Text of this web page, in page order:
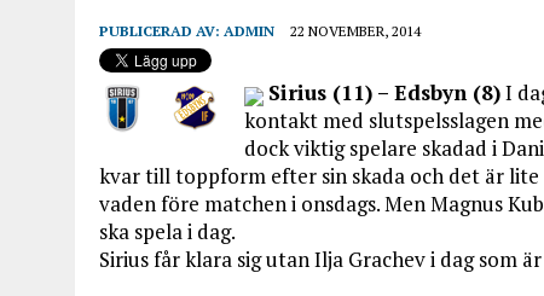
PUBLICERAD AV: ADMIN 22 NOVEMBER, 2014
Sirius (11) – Edsbyn (8)I
kontakt med slutspelsslagen
dock viktig spelare skadad i
kvar till toppform efter sin skada och det är lite
vaden före matchen i onsdags. Men Magnus
ska spela i dag.
Sirius får klara sig utan Ilja Grachev i dag som